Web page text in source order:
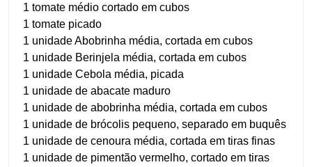
1 tomate médio cortado em cubos
1 tomate picado
1 unidade Abobrinha média, cortada em cubos
1 unidade Berinjela média, cortada em cubos
1 unidade Cebola média, picada
1 unidade de abacate maduro
1 unidade de abobrinha média, cortada em cubos
1 unidade de brócolis pequeno, separado em buquês
1 unidade de cenoura média, cortada em tiras finas
1 unidade de pimentão vermelho, cortado em tiras